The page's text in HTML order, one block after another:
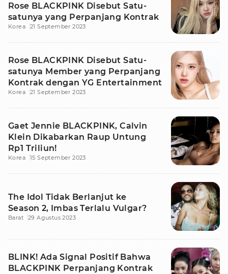
Rose BLACKPINK Disebut Satu-
satunya yang Perpanjang Kontrak
Korea 21 September 2023
Rose BLACKPINK Disebut Satu-
satunya Member yang Perpanjang
Kontrak dengan YG Entertainment
Korea 21 September 2023
Gaet Jennie BLACKPINK, Calvin
Klein Dikabarkan Raup Untung
Rp1 Triliun!
Korea 15 September 2023
The Idol Tidak Berlanjut ke
Season 2, Imbas Terlalu Vulgar?
Barat 29 Agustus 2023
BLINK! Ada Signal Positif Bahwa
BLACKPINK Perpanjang Kontrak